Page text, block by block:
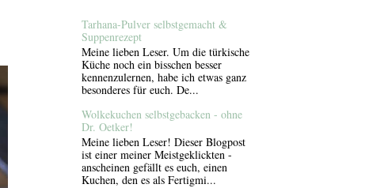
Tarhana-Pulver selbstgemacht &
Suppenrezept
Meine lieben Leser. Um die türkische
Küche noch ein bisschen besser
kennenzulernen, habe ich etwas ganz
besonderes für euch. De...
Wolkekuchen selbstgebacken - ohne
Dr. Oetker!
Meine lieben Leser! Dieser Blogpost
ist einer meiner Meistgeklickten -
anscheinen gefällt es euch, einen
Kuchen, den es als Fertigmi...